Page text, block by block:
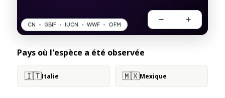
Pays où l'espèce a été observée
🇮🇹Italie 🇲🇽Mexique